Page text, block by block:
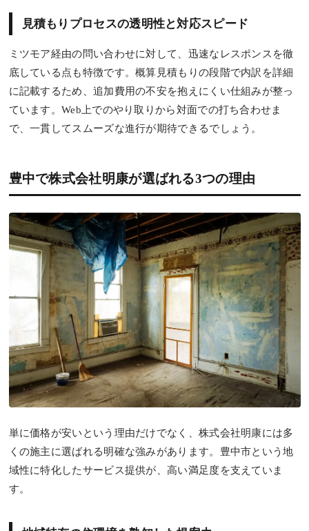
見積もりプロセスの透明性と対応スピード
ミツモア経由の問い合わせに対して、迅速なレスポンスを徹
底している点も特徴です。概算見積もりの段階で内訳を詳細
に記載するため、追加費用の不安を抱えにくい仕組みが整っ
ています。Web上でのやり取りから対面での打ち合わせま
で、一貫してスムーズな進行が期待できるでしょう。
豊中で株式会社明康が選ばれる3つの理由
単に価格が安いという理由だけでなく、株式会社明康には多
くの施主に選ばれる明確な強みがあります。豊中市という地
域性に特化したサービス提供が、高い満足度を支えていま
す。